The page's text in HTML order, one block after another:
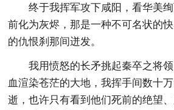
终于我挥军攻下咸阳，看华美
前化为灰烬，那是一种不可名状的
的仇恨刹那间迸发。
我用愤怒的长矛挑起秦卒之将
血渲染苍茫的大地，我挥手间数十
逝，也许只有看到他们死前的绝望